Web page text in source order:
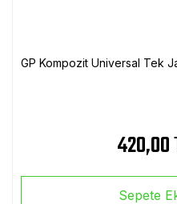
GP Kompozit Universal Tek
420,00
Sepete